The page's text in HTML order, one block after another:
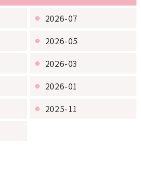
2026-07
2026-05
2026-03
2026-01
2025-11